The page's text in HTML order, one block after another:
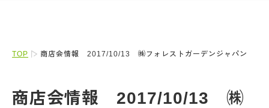
TOP 商店会情報 2017/10/13 ㈱フォレストガーデンジャパン
商店会情報 2017/10/13 ㈱